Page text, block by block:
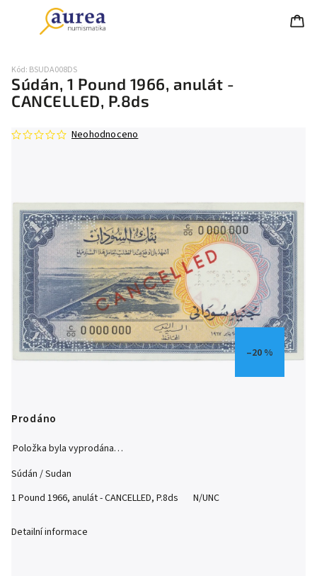
Súdán, 1 Pound 1966, anulát -
CANCELLED, P.8ds
Kód: BSUDA008DS
Neohodnoceno
–20 %
Prodáno
Položka byla vyprodána…
Súdán / Sudan
1 Pound 1966, anulát - CANCELLED, P.8ds N/UNC
Detailní informace